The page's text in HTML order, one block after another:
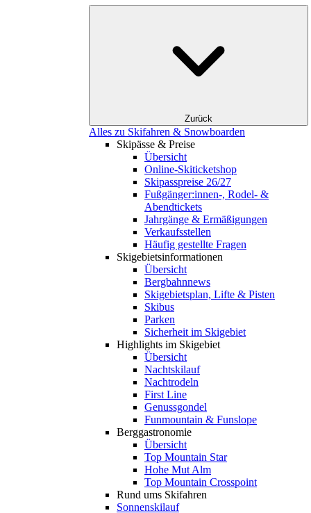
Zurück
Alles zu Skifahren & Snowboarden
Skipässe & Preise
Übersicht
Online-Skiticketshop
Skipasspreise 26/27
Fußgänger:innen-, Rodel- &
Abendtickets
Jahrgänge & Ermäßigungen
Verkaufsstellen
Häufig gestellte Fragen
Skigebiets­informationen
Übersicht
Bergbahnnews
Skigebietsplan, Lifte & Pisten
Skibus
Parken
Sicherheit im Skigebiet
Highlights im Skigebiet
Übersicht
Nachtskilauf
Nachtrodeln
First Line
Genussgondel
Funmountain & Funslope
Berggastronomie
Übersicht
Top Mountain Star
Hohe Mut Alm
Top Mountain Crosspoint
Rund ums Skifahren
Sonnenskilauf